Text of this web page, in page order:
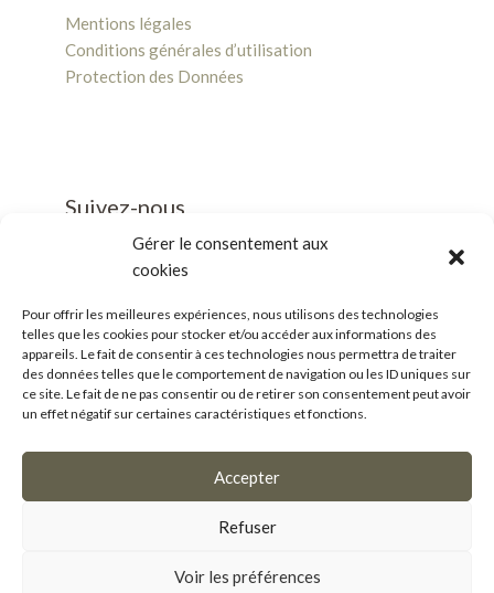
Mentions légales
Conditions générales d’utilisation
Protection des Données
Suivez-nous
Business/Mice
Salle de presse
OpenSub
subventions édité par laSociété Lanteas
Gérer le consentement aux
cookies
Pour offrir les meilleures expériences, nous utilisons des technologies
telles que les cookies pour stocker et/ou accéder aux informations des
appareils. Le fait de consentir à ces technologies nous permettra de traiter
des données telles que le comportement de navigation ou les ID uniques sur
ce site. Le fait de ne pas consentir ou de retirer son consentement peut avoir
un effet négatif sur certaines caractéristiques et fonctions.
Accepter
Refuser
Voir les préférences